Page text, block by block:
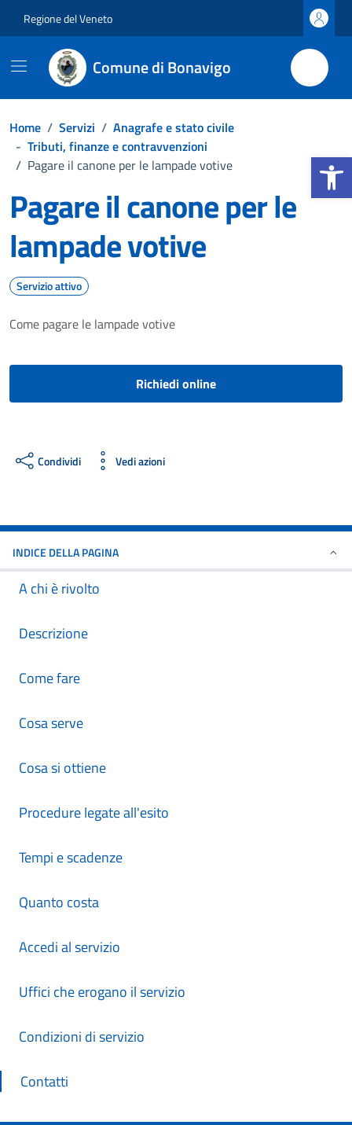
Apri la
Regione del Veneto
Comune di Bonavigo
Home / Servizi / Anagrafe e stato civile
- Tributi, finanze e contravvenzioni
/ Pagare il canone per le lampade votive
Pagare il canone per le
lampade votive
Servizio attivo
Come pagare le lampade votive
Richiedi online
Condividi Vedi azioni
INDICE DELLA PAGINA
A chi è rivolto
Descrizione
Come fare
Cosa serve
Cosa si ottiene
Procedure legate all'esito
Tempi e scadenze
Quanto costa
Accedi al servizio
Uffici che erogano il servizio
Condizioni di servizio
Contatti